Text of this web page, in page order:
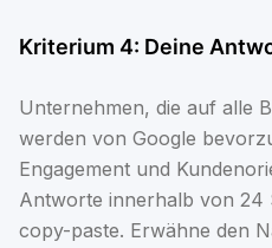
Kriterium 4: Deine
Unternehmen, die auf alle
werden von Google
Engagement und
Antworte innerhalb von 24
copy-paste. Erwähne den